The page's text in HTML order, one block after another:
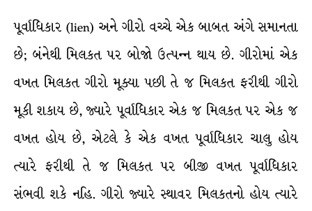
પૂર્વાધિકાર (lien) અને ગીરો વચ્ચે એક બાબત અંગે સમાનતા
છે; બંનેથી મિલકત પર બોજો ઉત્પન્ન થાય છે. ગીરોમાં એક
વખત મિલકત ગીરો મૂક્યા પછી તે જ મિલકત ફરીથી ગીરો
મૂકી શકાય છે, જ્યારે પૂર્વાધિકાર એક જ મિલકત પર એક જ
વખત હોય છે, એટલે કે એક વખત પૂર્વાધિકાર ચાલુ હોય
ત્યારે ફરીથી તે જ મિલકત પર બીજી વખત પૂર્વાધિકાર
સંભવી શકે નહિ. ગીરો જ્યારે સ્થાવર મિલકતનો હોય ત્યારે